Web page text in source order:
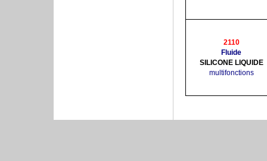
2110
Fluide
SILICONE LIQUIDE
multifonctions